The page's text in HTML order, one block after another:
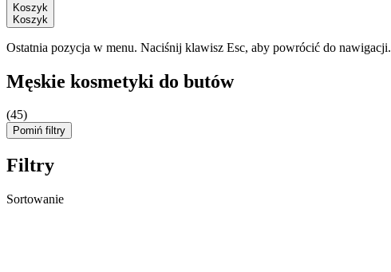
Koszyk
Koszyk
Ostatnia pozycja w menu. Naciśnij klawisz Esc, aby powrócić do nawigacji.
Męskie kosmetyki do butów
(45)
Pomiń filtry
Filtry
Sortowanie